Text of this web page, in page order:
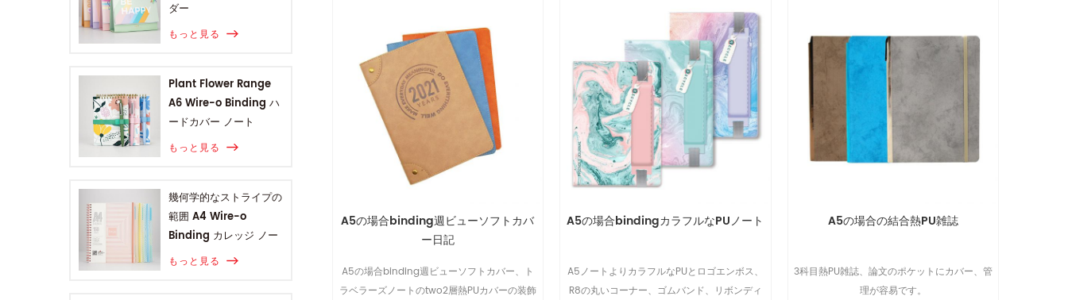
ダー
もっと見る
Plant Flower Range
A6 Wire-o Binding ハ
ードカバー ノート
もっと見る
幾何学的なストライプの
範囲 A4 Wire-o
Binding カレッジ ノー
ト
もっと見る
A5の場合binding週ビューソフトカバ
ー日記
A5の場合binding週ビューソフトカバー、ト
ラベラーズノートのtwo2層熱PUカバーの装飾
A5の場合bindingカラフルなPUノート
A5ノートよりカラフルなPUとロゴエンボス、
R8の丸いコーナー、ゴムバンド、リボンディ
A5の場合の結合熱PU雑誌
3科目熱PU雑誌、論文のポケットにカバー、管
理が容易です。